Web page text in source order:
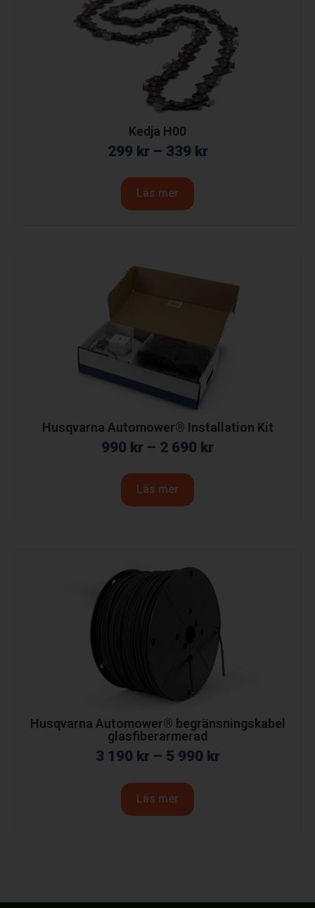
Kedja H00
299 kr – 339 kr
Läs mer
Husqvarna Automower® Installation Kit
990 kr – 2 690 kr
Läs mer
Husqvarna Automower® begränsningskabel
glasfiberarmerad
3 190 kr – 5 990 kr
Läs mer